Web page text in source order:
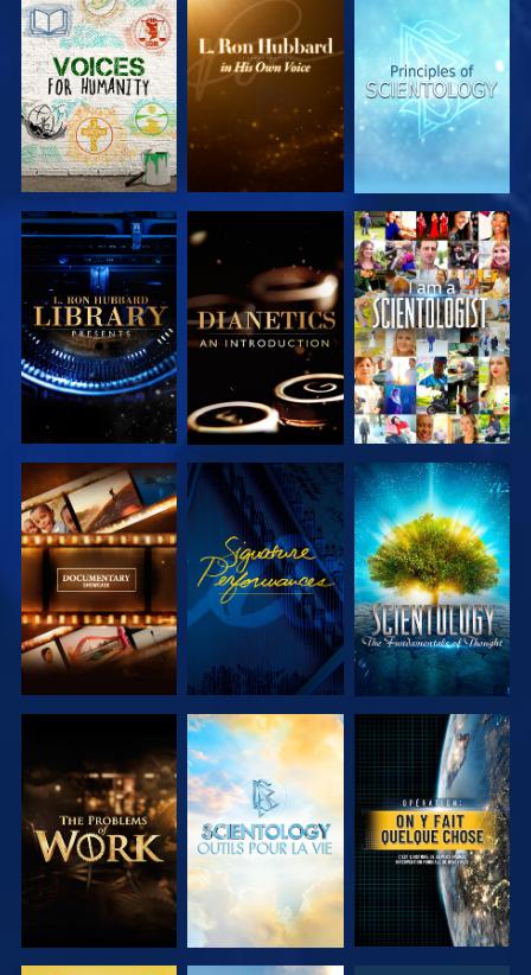
DÉCOUVRIR
LES SÉRIES
DÉCOUVRIR
LES SÉRIES
DÉCOUVRIR
LES SÉRIES
DÉCOUVRIR
LES SÉRIES
DÉCOUVRIR
LES SÉRIES
REGARDER
DÉCOUVRIR
LES SÉRIES
REGARDER
DÉCOUVRIR
LES SÉRIES
DÉCOUVRIR
LES SÉRIES
DÉCOUVRIR
LES SÉRIES
REGARDER